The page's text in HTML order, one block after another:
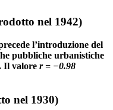
nel 1942)
l’introduzione del
pubbliche urbanistiche
Il valore r = −0.98
nel 1930)